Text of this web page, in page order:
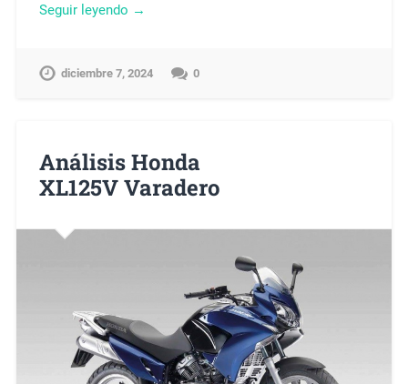
Seguir leyendo →
diciembre 7, 2024 0
Análisis Honda
XL125V Varadero